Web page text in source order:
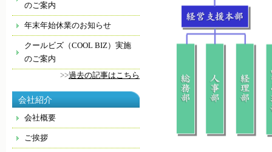
のご案内
年末年始休業のお知らせ
クールビズ（COOL BIZ）実施
のご案内
>>過去の記事はこちら
会社紹介
会社概要
ご挨拶